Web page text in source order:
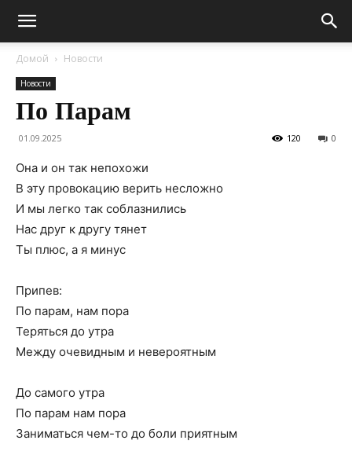
Домой Новости
Новости
По Парам
01.09.2025 0
120
Она и он так непохожи
В эту провокацию верить несложно
И мы легко так соблазнились
Нас друг к другу тянет
Ты плюс, а я минус
Припев:
По парам, нам пора
Теряться до утра
Между очевидным и невероятным
До самого утра
По парам нам пора
Заниматься чем-то до боли приятным